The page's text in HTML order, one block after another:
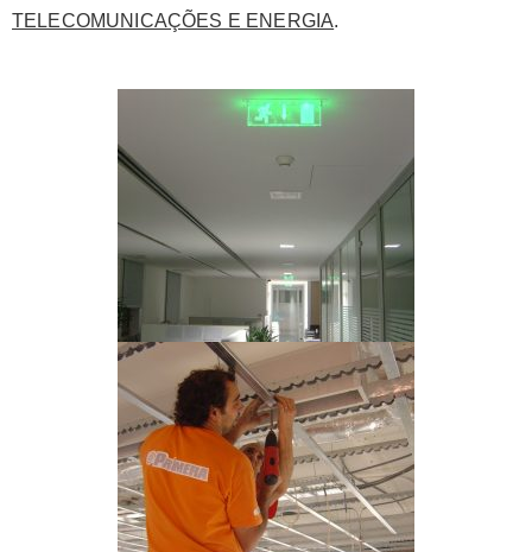
TELECOMUNICAÇÕES E ENERGIA.